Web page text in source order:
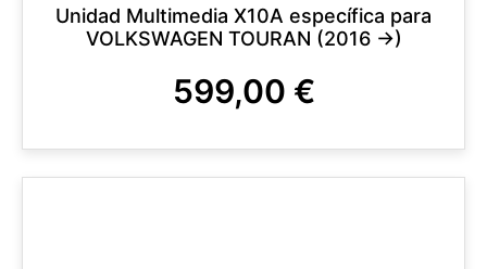
Unidad Multimedia X10A específica para
VOLKSWAGEN TOURAN (2016 ->)
599,00 €